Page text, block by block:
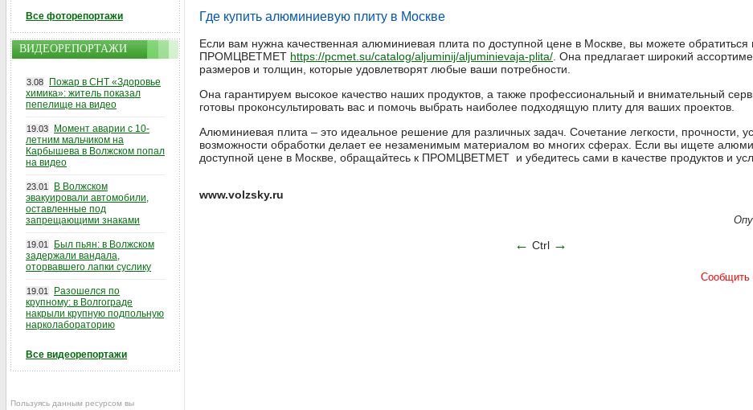
Где купить алюминиевую плиту в Москве
Если вам нужна качественная алюминиевая плита по доступной цене в Москве, вы можете
ПРОМЦВЕТМЕТ https://pcmet.su/catalog/aljuminij/aljuminievaja-plita/ . Она предлагает широкий
размеров и толщин, которые удовлетворят любые ваши потребности.
Она гарантируем высокое качество наших продуктов, а также профессиональный и внимательный
готовы проконсультировать вас и помочь выбрать наиболее подходящую плиту для ваших проектов.
Алюминиевая плита – это идеальное решение для различных задач. Сочетание легкости, прочности,
возможности обработки делает ее незаменимым материалом во многих сферах. Если вы ищете
доступной цене в Москве, обращайтесь к ПРОМЦВЕТМЕТ и убедитесь сами в качестве продуктов и
www.volzsky.ru
← Ctrl →
Все фоторепортажи
ВИДЕОРЕПОРТАЖИ
3.08
Пожар в СНТ «Здоровье
химика»: житель показал
пепелище на видео
19.03
Момент аварии с 10-
летним мальчиком на
Карбышева в Волжском попал
на видео
23.01
В Волжском
эвакуировали автомобили,
оставленные под
запрещающими знаками
19.01
Был пьян: в Волжском
задержали вандала,
оторвавшего лапки суслику
19.01
Разошелся по
крупному: в Волгограде
накрыли крупную подпольную
нарколабораторию
Все видеорепортажи
Пользуясь данным ресурсом вы